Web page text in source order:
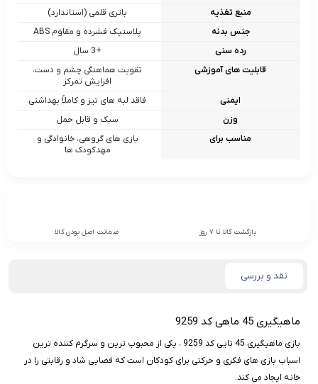
منبع تغذیه
باتری قلمی (استاندارد)
جنس بدنه
پلاستیک فشرده و مقاوم ABS
رده سنی
+3 سال
قابلیت های آموزشی
تقویت هماهنگی چشم و دست،
افزایش تمرکز
ایمنی
فاقد لبه‌ های تیز و کاملاً بهداشتی
وزن
سبک و قابل حمل
مناسب برای
بازی‌ های گروهی، خانوادگی و
مهدکودک‌ ها
بازگشت کالا تا 7 روز ضمانت اصل بودن کالا
نقد و بررسی
ماهیگیری 45 ماهی کد 9259
بازی ماهیگیری 45 تایی کد 9259 ، یکی از محبوب‌ ترین و سرگرم‌ کننده‌ ترین
اسباب‌ بازی‌ های فکری و حرکتی برای کودکان است که فضایی شاد و رقابتی را در
خانه ایجاد می‌ کند.